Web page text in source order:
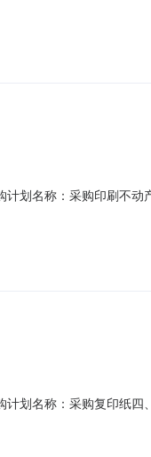
项目
划名称：采购印刷不
划名称：采购复印纸